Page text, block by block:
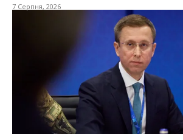
7 Серпня, 2026